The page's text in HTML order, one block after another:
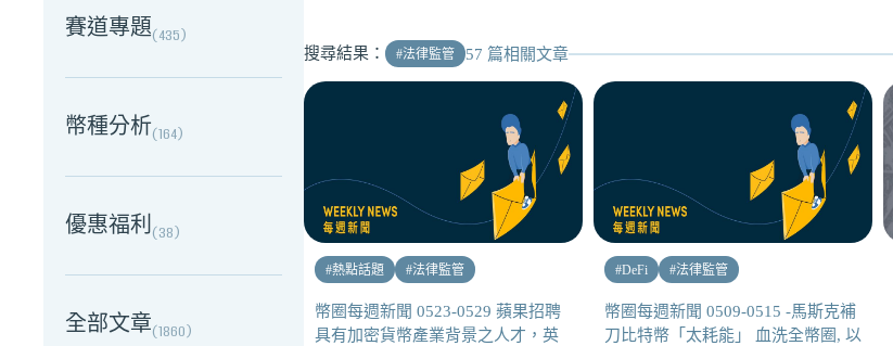
賽道專題(435)
幣種分析(164)
優惠福利(38)
全部文章(1860)
搜尋結果： #法律監管 57 篇相關文章
#熱點話題 #法律監管
幣圈每週新聞 0523-0529 蘋果招聘
具有加密貨幣產業背景之人才，英
#DeFi #法律監管
幣圈每週新聞 0509-0515 -馬斯克補
刀比特幣「太耗能」 血洗全幣圈, 以